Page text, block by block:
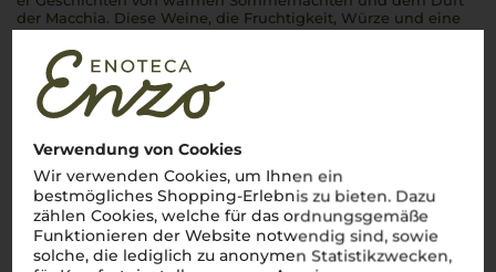
Verwendung von Cookies
Wir verwenden Cookies, um Ihnen ein
bestmögliches Shopping-Erlebnis zu bieten. Dazu
zählen Cookies, welche für das ordnungsgemäße
Funktionieren der Website notwendig sind, sowie
solche, die lediglich zu anonymen Statistikzwecken,
der Macchia. Diese Weine, die Fruchtigkeit, Würze und eine
unverkennbare Mineralität in sich vereinen, sind wie ein
Schluck Süditalien.
Geschmack der Pugliaentdecken möchten – ein Genuss, der
die Seele berührt.
Mehr Weine aus Apulien